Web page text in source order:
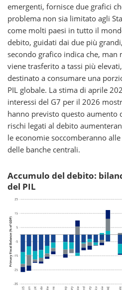
emergenti, fornisce due grafici
problema non sia limitato agli
come molti paesi in tutto il
debito, guidati dai due più
secondo grafico indica che, man
viene trasferito a tassi più
destinato a consumare una
PIL globale. La stima di aprile
interessi del G7 per il 2026
hanno previsto questo aumento
rischi legati al debito
le economie soccomberanno
delle banche centrali.
Accumulo del debito:
del PIL